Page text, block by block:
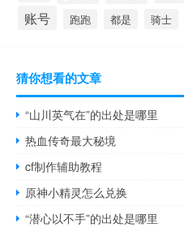
账号 跑跑 都是 骑士
猜你想看的文章
“山川英气在”的出处是哪里
热血传奇最大秘境
cf制作辅助教程
原神小精灵怎么兑换
“潜心以不手”的出处是哪里